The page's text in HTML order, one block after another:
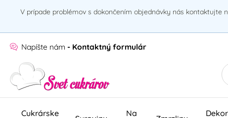
V prípade problémov s dokončením objednávky nás kontaktujte
Napíšte nám - Kontaktný formulár
Cukrárske
Na